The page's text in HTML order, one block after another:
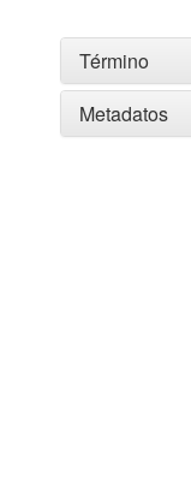
Término
Metadatos